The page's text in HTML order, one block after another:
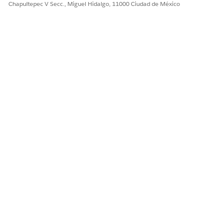
Chapultepec V Secc., Miguel Hidalgo, 11000 Ciudad de México